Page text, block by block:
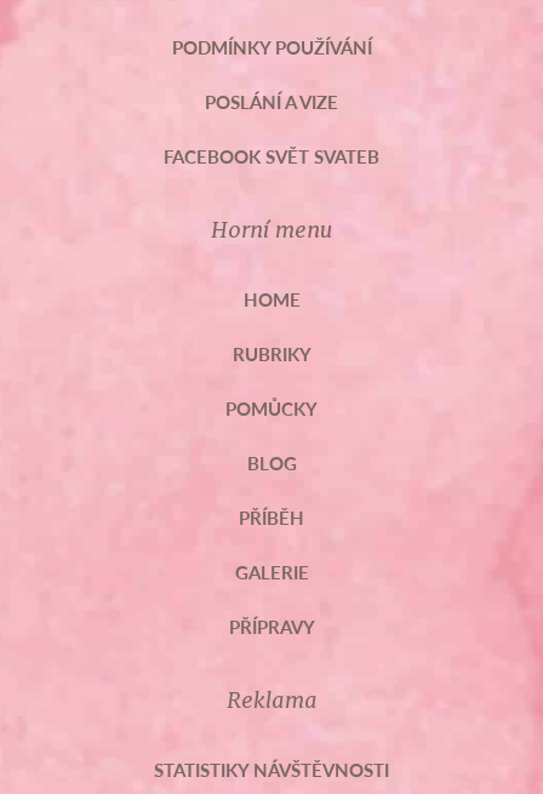
PODMÍNKY POUŽÍVÁNÍ
POSLÁNÍ A VIZE
FACEBOOK SVĚT SVATEB
Horní menu
HOME
RUBRIKY
POMŮCKY
BLOG
PŘÍBĚH
GALERIE
PŘÍPRAVY
Reklama
STATISTIKY NÁVŠTĚVNOSTI